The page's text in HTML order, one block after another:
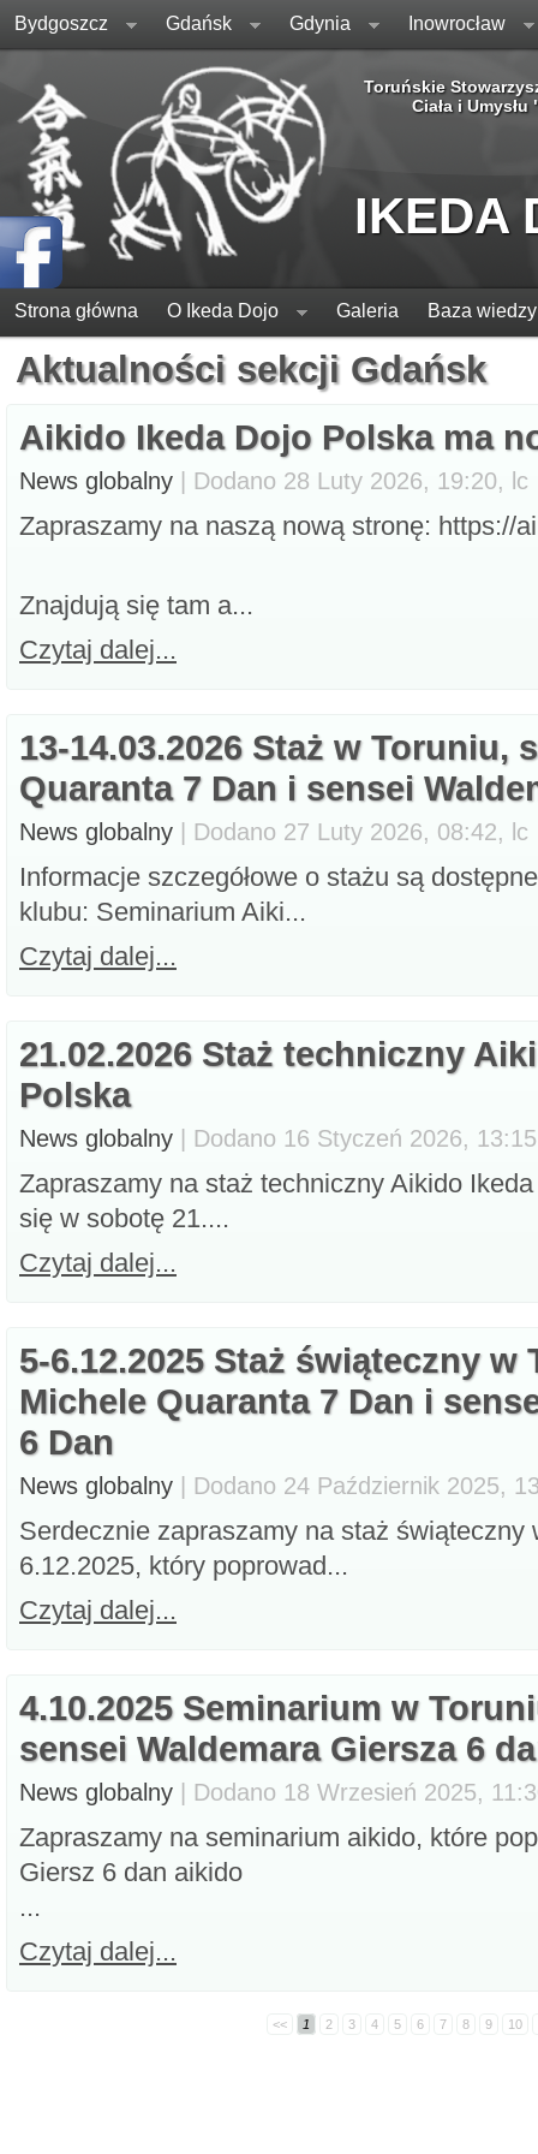
Bydgoszcz Gdańsk Gdynia Inowrocław
Toruńskie
Ciała i Umysłu
IKEDA
Strona główna O Ikeda Dojo Galeria Baza wiedzy
Aktualności sekcji Gdańsk
Aikido Ikeda Dojo Polska ma
News globalny | Dodano 28 Luty 2026, 19:20, lc
Zapraszamy na naszą nową stronę: https://
Znajdują się tam a...
Czytaj dalej...
13-14.03.2026 Staż w Toruniu,
Quaranta 7 Dan i sensei
News globalny | Dodano 27 Luty 2026, 08:42, lc
Informacje szczegółowe o stażu są
klubu: Seminarium Aiki...
Czytaj dalej...
21.02.2026 Staż techniczny
Polska
News globalny | Dodano 16 Styczeń 2026,
Zapraszamy na staż techniczny Aikido
się w sobotę 21....
Czytaj dalej...
5-6.12.2025 Staż świąteczny
Michele Quaranta 7 Dan i
6 Dan
News globalny | Dodano 24 Październik 2025,
Serdecznie zapraszamy na staż świąteczny
6.12.2025, który poprowad...
Czytaj dalej...
4.10.2025 Seminarium w
sensei Waldemara Giersza 6
News globalny | Dodano 18 Wrzesień 2025,
Zapraszamy na seminarium aikido, które
Giersz 6 dan aikido
...
Czytaj dalej...
<< 1 2 3 4 5 6 7 8 9 10